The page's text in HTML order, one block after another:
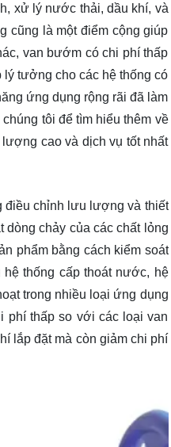
xử lý nước thải, dầu khí, và
cũng là một điểm cộng giúp
van bướm có chi phí thấp
lý tưởng cho các hệ thống có
ứng dụng rộng rãi đã làm
tôi để tìm hiểu thêm về
cao và dịch vụ tốt nhất
điều chỉnh lưu lượng và thiết
chảy của các chất lỏng
phẩm bằng cách kiểm soát
thống cấp thoát nước, hệ
trong nhiều loại ứng dụng
phí thấp so với các loại van
lắp đặt mà còn giảm chi phí